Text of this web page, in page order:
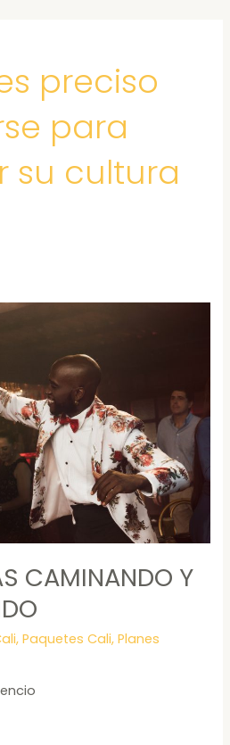
preciso
para
su cultura
CAMINANDO Y
,Paquetes Cali,Planes